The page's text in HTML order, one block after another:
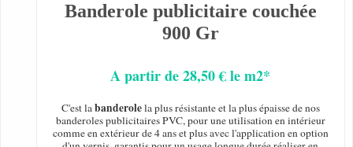
Banderole publicitaire couchée
900 Gr
A partir de 28,50 € le m2*
C'est labanderolela plus résistante et la plus épaisse de nos
banderoles publicitaires PVC, pour une utilisation en intérieur
comme en extérieur de 4 ans et plus avec l'application en option